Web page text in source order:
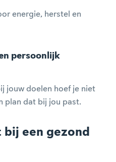
energie, herstel en
persoonlijk
jouw doelen hoef je niet
plan dat bij jou past.
een gezond